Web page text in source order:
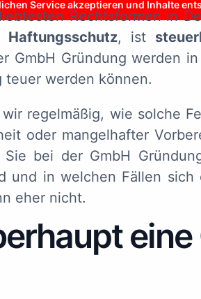
Service akzeptieren und Inhalte
Rechtsformen in
Haftungsschutz, ist
GmbH Gründung werden
teuer werden können.
regelmäßig, wie solche
oder mangelhafter
bei der GmbH
und in welchen Fällen sich
eher nicht.